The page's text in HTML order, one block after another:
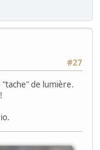
#27
de lumière.